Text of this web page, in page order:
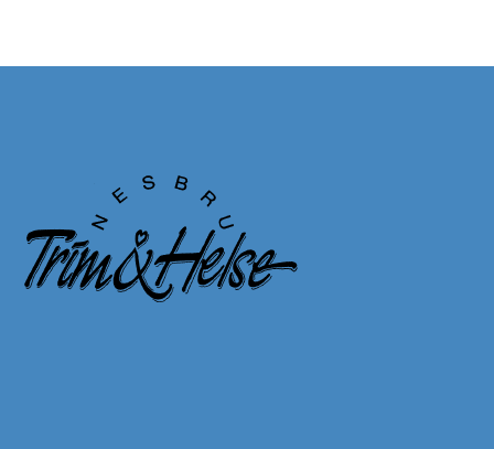
Behandling
Personlig Trener
Treningsstudio
Gruppetrening